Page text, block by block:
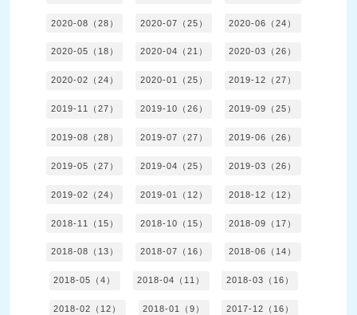
2020-08（28） 2020-07（25） 2020-06（24）
2020-05（18） 2020-04（21） 2020-03（26）
2020-02（24） 2020-01（25） 2019-12（27）
2019-11（27） 2019-10（26） 2019-09（25）
2019-08（28） 2019-07（27） 2019-06（26）
2019-05（27） 2019-04（25） 2019-03（26）
2019-02（24） 2019-01（12） 2018-12（12）
2018-11（15） 2018-10（15） 2018-09（17）
2018-08（13） 2018-07（16） 2018-06（14）
2018-05（4） 2018-04（11） 2018-03（16）
2018-02（12） 2018-01（9） 2017-12（16）